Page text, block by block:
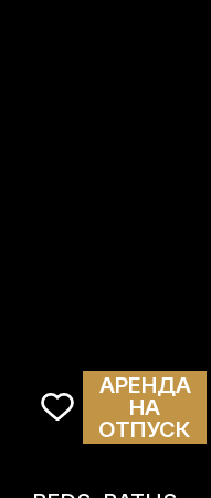
АРЕНДА
НА
ОТПУСК